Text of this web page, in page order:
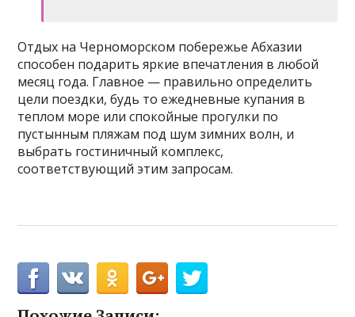
Отдых на Черноморском побережье Абхазии
способен подарить яркие впечатления в любой
месяц года. Главное — правильно определить
цели поездки, будь то ежедневные купания в
теплом море или спокойные прогулки по
пустынным пляжам под шум зимних волн, и
выбрать гостиничный комплекс,
соответствующий этим запросам.